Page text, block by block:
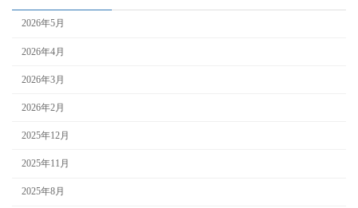
2026年5月
2026年4月
2026年3月
2026年2月
2025年12月
2025年11月
2025年8月